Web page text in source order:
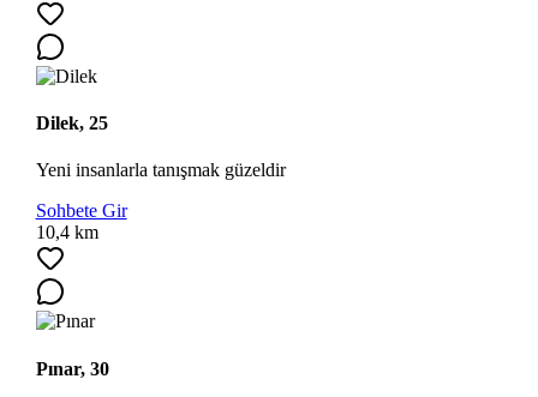
Dilek, 25
Yeni insanlarla tanışmak güzeldir
Sohbete Gir
10,4 km
Pınar, 30